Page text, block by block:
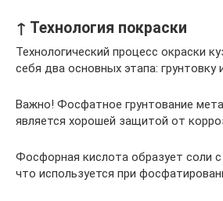
↑ Технология покраски
Технологический процесс окраски
себя два основных этапа: грунтовку
Важно! Фосфатное грунтование
является хорошей защитой от
Фосфорная кислота образует соли
что используется при